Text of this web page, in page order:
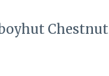
Chestnut